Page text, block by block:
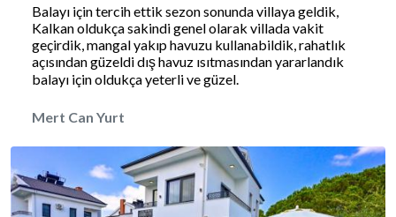
Balayı için tercih ettik sezon sonunda villaya geldik,
Kalkan oldukça sakindi genel olarak villada vakit
geçirdik, mangal yakıp havuzu kullanabildik, rahatlık
açısından güzeldi dış havuz ısıtmasından yararlandık
balayı için oldukça yeterli ve güzel.
Mert Can Yurt